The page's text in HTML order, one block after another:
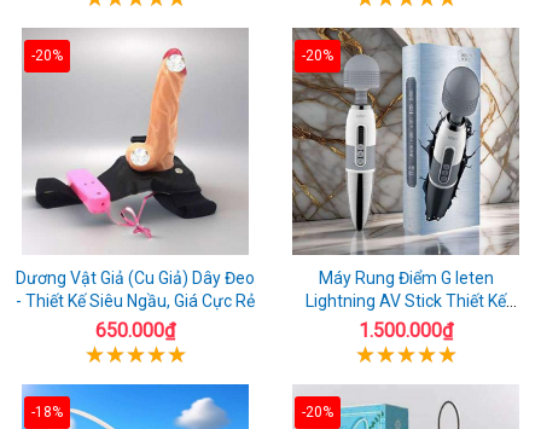
-20%
Dương Vật Giả (Cu Giả) Dây Đeo
- Thiết Kế Siêu Ngầu, Giá Cực Rẻ
650.000₫
-20%
Máy Rung Điểm G leten
Lightning AV Stick Thiết Kế
Thông Minh
1.500.000₫
-18% -20%